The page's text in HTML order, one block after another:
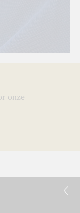
onze